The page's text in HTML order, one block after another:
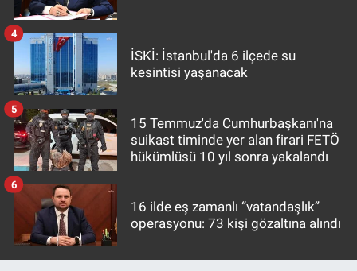
İSKİ: İstanbul'da 6 ilçede su
kesintisi yaşanacak
4
15 Temmuz'da Cumhurbaşkanı'na
suikast timinde yer alan firari FETÖ
hükümlüsü 10 yıl sonra yakalandı
5
16 ilde eş zamanlı “vatandaşlık”
operasyonu: 73 kişi gözaltına alındı
6